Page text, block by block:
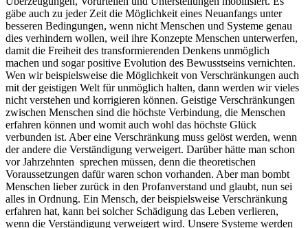
gäbe auch zu jeder Zeit die Möglichkeit eines Neuanfangs unter
besseren Bedingungen, wenn nicht Menschen und Systeme genau
dies verhindern wollen, weil ihre Konzepte Menschen unterwerfen,
damit die Freiheit des transformierenden Denkens unmöglich
machen und sogar positive Evolution des Bewusstseins vernichten.
Wen wir beispielsweise die Möglichkeit von Verschränkungen auch
mit der geistigen Welt für unmöglich halten, dann werden wir vieles
nicht verstehen und korrigieren können. Geistige Verschränkungen
zwischen Menschen sind die höchste Verbindung, die Menschen
erfahren können und womit auch wohl das höchste Glück
verbunden ist. Aber eine Verschränkung muss gelöst werden, wenn
der andere die Verständigung verweigert. Darüber hätte man schon
vor Jahrzehnten sprechen müssen, denn die theoretischen
Voraussetzungen dafür waren schon vorhanden. Aber man bombt
Menschen lieber zurück in den Profanverstand und glaubt, nun sei
alles in Ordnung. Ein Mensch, der beispielsweise Verschränkung
erfahren hat, kann bei solcher Schädigung das Leben verlieren,
wenn die Verständigung verweigert wird. Unsere Systeme werden